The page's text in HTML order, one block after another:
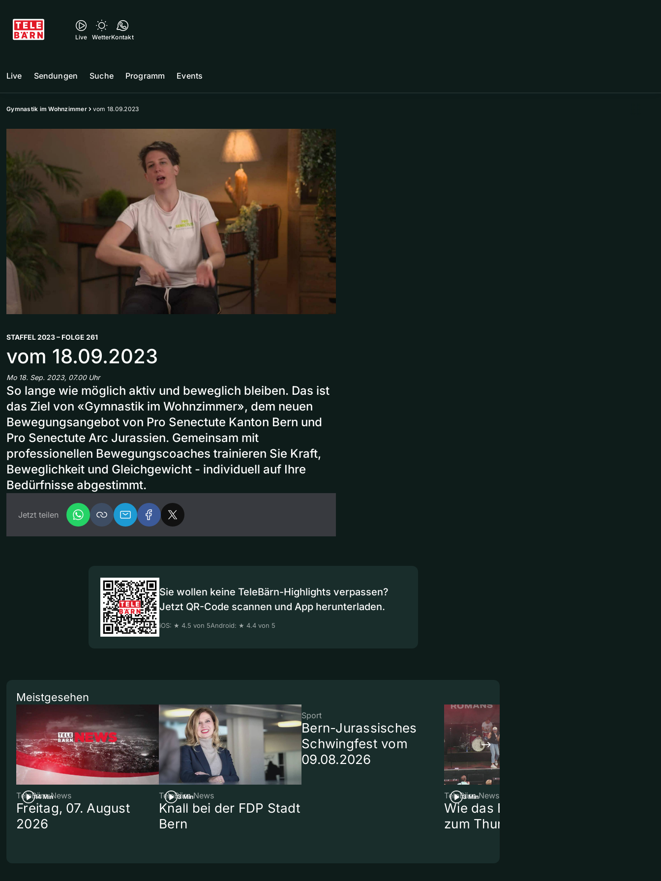
Live WetterKontakt
Live Sendungen Suche Programm Events
Gymnastik im Wohnzimmer vom 18.09.2023
STAFFEL 2023 – FOLGE 261
vom 18.09.2023
Mo 18. Sep. 2023, 07.00 Uhr
So lange wie möglich aktiv und beweglich bleiben. Das ist
das Ziel von «Gymnastik im Wohnzimmer», dem neuen
Bewegungsangebot von Pro Senectute Kanton Bern und
Pro Senectute Arc Jurassien. Gemeinsam mit
professionellen Bewegungscoaches trainieren Sie Kraft,
Beweglichkeit und Gleichgewicht - individuell auf Ihre
Bedürfnisse abgestimmt.
Jetzt teilen
Sie wollen keine TeleBärn-Highlights verpassen?
Jetzt QR-Code scannen und App herunterladen.
iOS: ★ 4.5 von 5Android: ★ 4.4 von 5
Meistgesehen
14 Min
TeleBärn News
Freitag, 07. August
2026
3 Min
TeleBärn News
Knall bei der FDP Stadt
Bern
Sport
Bern-Jurassisches
Schwingfest vom
09.08.2026
3 Min
TeleBärn News
Wie das Brügglifest
zum Thunfest wurde